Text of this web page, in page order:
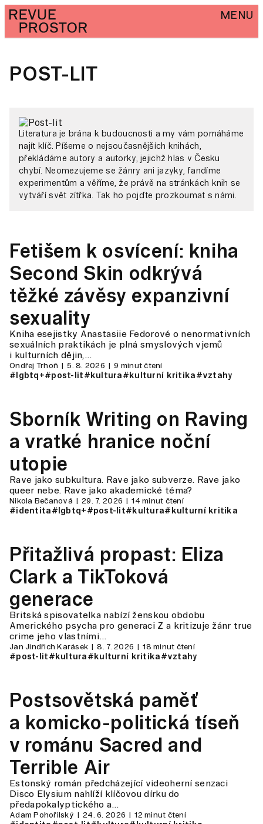
MENU
POST-LIT
Literatura je brána k budoucnosti a my vám pomáháme
najít klíč. Píšeme o nejsoučasnějších knihách,
překládáme autory a autorky, jejichž hlas v Česku
chybí. Neomezujeme se žánry ani jazyky, fandíme
experimentům a věříme, že právě na stránkách knih se
vytváří svět zítřka. Tak ho pojďte prozkoumat s námi.
Fetišem k osvícení: kniha
Second Skin odkrývá
těžké závěsy expanzivní
sexuality
Kniha esejistky Anastasiie Fedorové o nenormativních
sexuálních praktikách je plná smyslových vjemů
i kulturních dějin,…
Ondřej Trhoň 5. 8. 2026 9 minut čtení
#lgbtq+#post-lit#kultura#kulturní kritika#vztahy
Sborník Writing on Raving
a vratké hranice noční
utopie
Rave jako subkultura. Rave jako subverze. Rave jako
queer nebe. Rave jako akademické téma?
Nikola Bečanová 29. 7. 2026 14 minut čtení
#identita#lgbtq+#post-lit#kultura#kulturní kritika
Přitažlivá propast: Eliza
Clark a TikToková
generace
Britská spisovatelka nabízí ženskou obdobu
Amerického psycha pro generaci Z a kritizuje žánr true
crime jeho vlastními…
Jan Jindřich Karásek 8. 7. 2026 18 minut čtení
#post-lit#kultura#kulturní kritika#vztahy
Postsovětská paměť
a komicko-politická tíseň
v románu Sacred and
Terrible Air
Estonský román předcházející videoherní senzaci
Disco Elysium nahlíží klíčovou dírku do
předapokalyptického a…
Adam Pohořilský 24. 6. 2026 12 minut čtení